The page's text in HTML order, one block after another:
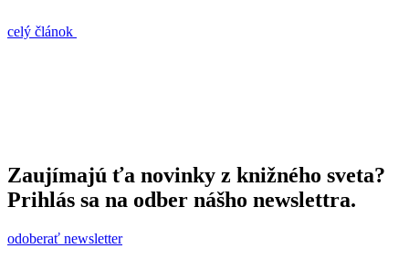
celý článok
Zaujímajú ťa novinky z knižného sveta?
Prihlás sa na odber nášho newslettra.
odoberať newsletter